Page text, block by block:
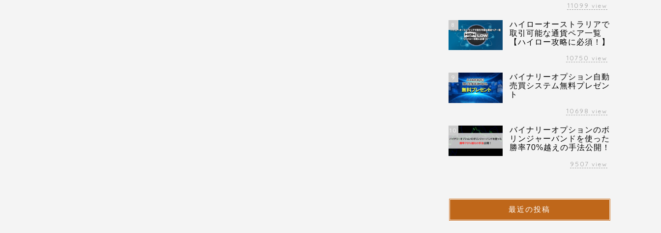
11099 view
8
ハイローオーストラリアで
取引可能な通貨ペア一覧
【ハイロー攻略に必須！】
10750 view
9
バイナリーオプション自動
売買システム無料プレゼン
ト
10698 view
10
バイナリーオプションのボ
リンジャーバンドを使った
勝率70%越えの手法公開！
9507 view
最近の投稿